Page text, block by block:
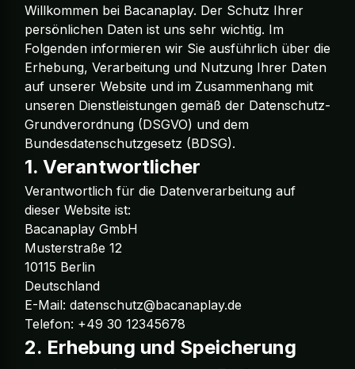
Willkommen bei Bacanaplay. Der Schutz Ihrer
persönlichen Daten ist uns sehr wichtig. Im
Folgenden informieren wir Sie ausführlich über die
Erhebung, Verarbeitung und Nutzung Ihrer Daten
auf unserer Website und im Zusammenhang mit
unseren Dienstleistungen gemäß der Datenschutz-
Grundverordnung (DSGVO) und dem
Bundesdatenschutzgesetz (BDSG).
1. Verantwortlicher
Verantwortlich für die Datenverarbeitung auf
dieser Website ist:
Bacanaplay GmbH
Musterstraße 12
10115 Berlin
Deutschland
E-Mail: datenschutz@bacanaplay.de
Telefon: +49 30 12345678
2. Erhebung und Speicherung